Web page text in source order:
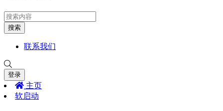
搜索
联系我们
登录
主页
软启动